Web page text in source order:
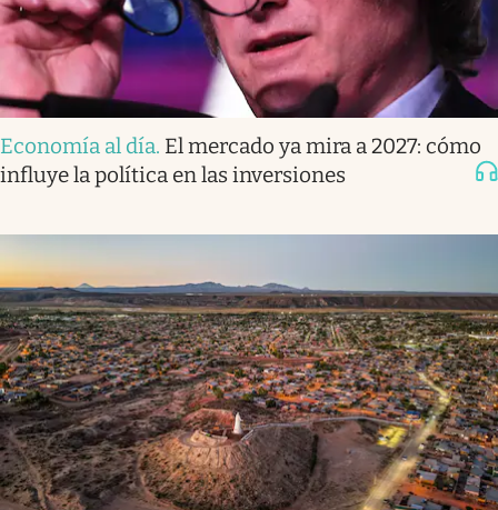
Economía al día. El mercado ya mira a 2027: cómo
influye la política en las inversiones